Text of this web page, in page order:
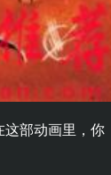
部动画里，你